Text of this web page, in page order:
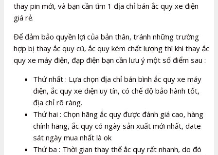
thay pin mới, và bạn cần tìm 1 địa chỉ bán ắc quy xe điện
giá rẻ.
Để đảm bảo quyền lợi của bản thân, tránh những trường
hợp bị thay ắc quy cũ, ắc quy kém chất lượng thì khi thay ắc
quy xe máy điện, đạp điện bạn cần lưu ý một số điểm sau :
Thứ nhất : Lựa chọn địa chỉ bán bình ắc quy xe máy
điện, ắc quy xe điện uy tín, có chế độ bảo hành tốt,
địa chỉ rõ ràng.
Thứ hai : Chọn hãng ắc quy được đánh giá cao, hàng
chính hãng, ắc quy có ngày sản xuất mới nhất, date
sát ngày mua nhất là ok
Thứ ba : Thời gian thay thế ắc quy rất nhanh, do đó